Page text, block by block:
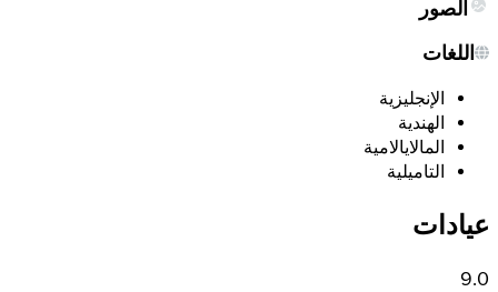
الصور
اللغات
الإنجليزية
الهندية
المالايالامية
التاميلية
عيادات
9.0